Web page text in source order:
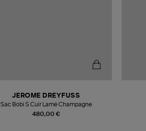
480,00 €
JEROME DREYFUSS
Sac Bobi S Cuir Lamé Champagne